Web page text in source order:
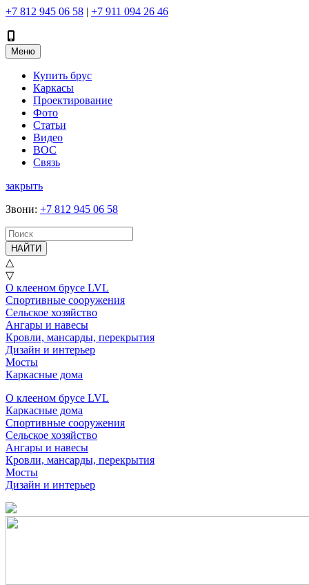
+7 812 945 06 58 | +7 911 094 26 46
Меню
Купить брус
Каркасы
Проектирование
Фото
Статьи
Видео
ВОС
Связь
закрыть
Звони: +7 812 945 06 58
НАЙТИ
△
▽
О клееном брусе LVL
Спортивные сооружения
Сельское хозяйство
Ангары и навесы
Кровли, мансарды, перекрытия
Дизайн и интерьер
Мосты
Каркасные дома
О клееном брусе LVL
Каркасные дома
Спортивные сооружения
Сельское хозяйство
Ангары и навесы
Кровли, мансарды, перекрытия
Мосты
Дизайн и интерьер